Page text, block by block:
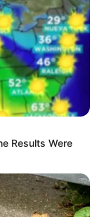
Cinta
Senggol-Senggol
beberapa judul
Results Were